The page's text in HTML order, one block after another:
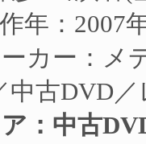
年：2007
カー：メ
中古DVD
：中古